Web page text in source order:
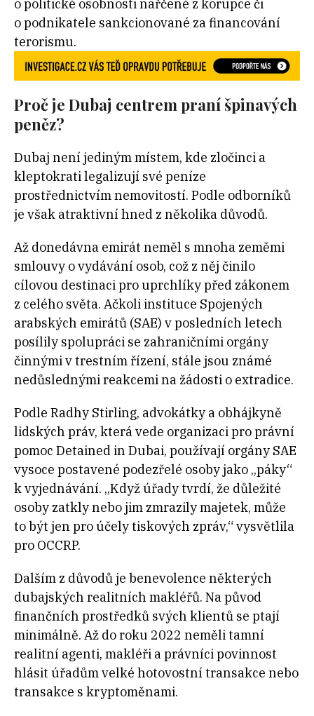
o politické osobnosti nařčené z korupce či
o podnikatele sankcionované za financování
terorismu.
Proč je Dubaj centrem praní špinavých
peněz?
Dubaj není jediným místem, kde zločinci a
kleptokrati legalizují své peníze
prostřednictvím nemovitostí. Podle odborníků
je však atraktivní hned z několika důvodů.
Až donedávna emirát neměl s mnoha zeměmi
smlouvy o vydávání osob, což z něj činilo
cílovou destinaci pro uprchlíky před zákonem
z celého světa. Ačkoli instituce Spojených
arabských emirátů (SAE) v posledních letech
posílily spolupráci se zahraničními orgány
činnými v trestním řízení, stále jsou známé
nedůslednými reakcemi na žádosti o extradice.
Podle Radhy Stirling, advokátky a obhájkyně
lidských práv, která vede organizaci pro právní
pomoc Detained in Dubai, používají orgány SAE
vysoce postavené podezřelé osoby jako „páky“
k vyjednávání. „Když úřady tvrdí, že důležité
osoby zatkly nebo jim zmrazily majetek, může
to být jen pro účely tiskových zpráv,“ vysvětlila
pro OCCRP.
Dalším z důvodů je benevolence některých
dubajských realitních makléřů. Na původ
finančních prostředků svých klientů se ptají
minimálně. Až do roku 2022 neměli tamní
realitní agenti, makléři a právníci povinnost
hlásit úřadům velké hotovostní transakce nebo
transakce s kryptoměnami.